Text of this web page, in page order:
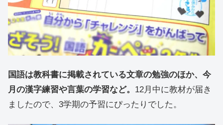
国語は教科書に掲載されている文章の勉強のほか、今
月の漢字練習や言葉の学習など。 12月中に教材が届き
ましたので、3学期の予習にぴったりでした。